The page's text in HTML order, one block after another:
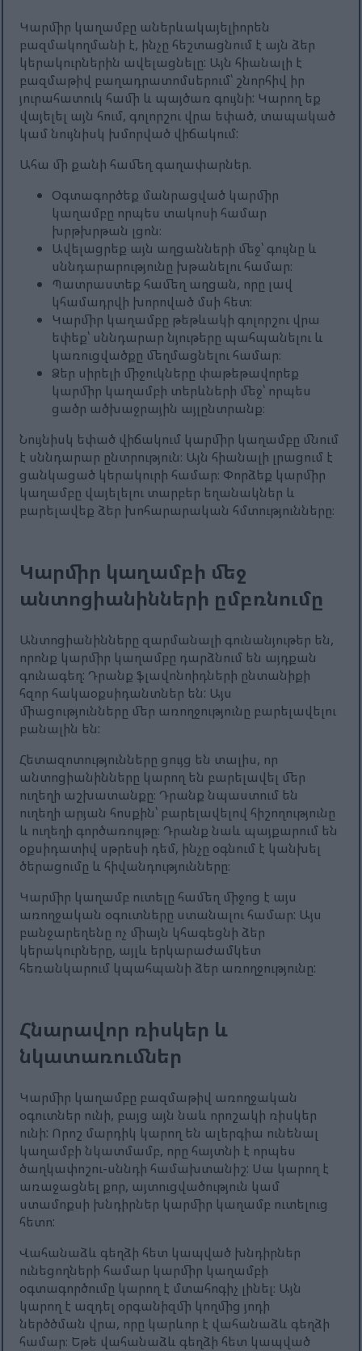
Կարմիր կաղամբը աներևակայելիորեն
բազմակողմանի է, ինչը հեշտացնում է այն ձեր
կերակուրներին ավելացնելը: Այն հիանալի է
բազմաթիվ բաղադրատոմսերում՝ շնորհիվ իր
յուրահատուկ համի և պայծառ գույնի: Կարող եք
վայելել այն հում, գոլորշու վրա եփած, տապակած
կամ նույնիսկ խմորված վիճակում:
Ահա մի քանի համեղ գաղափարներ.
Օգտագործեք մանրացված կարմիր
կաղամբը որպես տակոսի համար
խրթխրթան լցոն։
Ավելացրեք այն աղցանների մեջ՝ գույնը և
սննդարարությունը խթանելու համար։
Պատրաստեք համեղ աղցան, որը լավ
կհամադրվի խորոված մսի հետ։
Կարմիր կաղամբը թեթևակի գոլորշու վրա
եփեք՝ սննդարար նյութերը պահպանելու և
կառուցվածքը մեղմացնելու համար։
Ձեր սիրելի միջուկները փաթեթավորեք
կարմիր կաղամբի տերևների մեջ՝ որպես
ցածր ածխաջրային այլընտրանք։
Նույնիսկ եփած վիճակում կարմիր կաղամբը մնում
է սննդարար ընտրություն։ Այն հիանալի լրացում է
ցանկացած կերակուրի համար։ Փորձեք կարմիր
կաղամբը վայելելու տարբեր եղանակներ և
բարելավեք ձեր խոհարարական հմտությունները։
Կարմիր կաղամբի մեջ
անտոցիանինների ըմբռնումը
Անտոցիանինները զարմանալի գունանյութեր են,
որոնք կարմիր կաղամբը դարձնում են այդքան
գունագեղ: Դրանք ֆլավոնոիդների ընտանիքի
հզոր հակաօքսիդանտներ են: Այս
միացությունները մեր առողջությունը բարելավելու
բանալին են:
Հետազոտությունները ցույց են տալիս, որ
անտոցիանինները կարող են բարելավել մեր
ուղեղի աշխատանքը։ Դրանք նպաստում են
ուղեղի արյան հոսքին՝ բարելավելով հիշողությունը
և ուղեղի գործառույթը։ Դրանք նաև պայքարում են
օքսիդատիվ սթրեսի դեմ, ինչը օգնում է կանխել
ծերացումը և հիվանդությունները։
Կարմիր կաղամբ ուտելը համեղ միջոց է այս
առողջական օգուտները ստանալու համար: Այս
բանջարեղենը ոչ միայն կհագեցնի ձեր
կերակուրները, այլև երկարաժամկետ
հեռանկարում կպահպանի ձեր առողջությունը:
Հնարավոր ռիսկեր և
նկատառումներ
Կարմիր կաղամբը բազմաթիվ առողջական
օգուտներ ունի, բայց այն նաև որոշակի ռիսկեր
ունի: Որոշ մարդիկ կարող են ալերգիա ունենալ
կաղամբի նկատմամբ, որը հայտնի է որպես
ծաղկափոշու-սննդի համախտանիշ: Սա կարող է
առաջացնել քոր, այտուցվածություն կամ
ստամոքսի խնդիրներ կարմիր կաղամբ ուտելուց
հետո:
Վահանաձև գեղձի հետ կապված խնդիրներ
ունեցողների համար կարմիր կաղամբի
օգտագործումը կարող է մտահոգիչ լինել։ Այն
կարող է ազդել օրգանիզմի կողմից յոդի
ներծծման վրա, որը կարևոր է վահանաձև գեղձի
համար։ Եթե վահանաձև գեղձի հետ կապված